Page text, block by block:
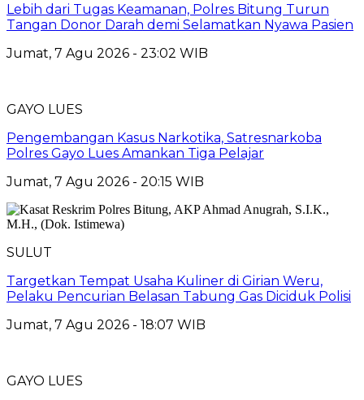
Lebih dari Tugas Keamanan, Polres Bitung Turun
Tangan Donor Darah demi Selamatkan Nyawa Pasien
Jumat, 7 Agu 2026 - 23:02 WIB
GAYO LUES
Pengembangan Kasus Narkotika, Satresnarkoba
Polres Gayo Lues Amankan Tiga Pelajar
Jumat, 7 Agu 2026 - 20:15 WIB
SULUT
Targetkan Tempat Usaha Kuliner di Girian Weru,
Pelaku Pencurian Belasan Tabung Gas Diciduk Polisi
Jumat, 7 Agu 2026 - 18:07 WIB
GAYO LUES